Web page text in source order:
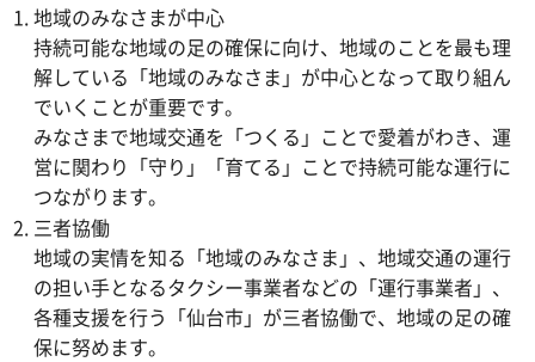
地域のみなさまが中心
持続可能な地域の足の確保に向け、地域のことを最も理
解している「地域のみなさま」が中心となって取り組ん
でいくことが重要です。
みなさまで地域交通を「つくる」ことで愛着がわき、運
営に関わり「守り」「育てる」ことで持続可能な運行に
つながります。
三者協働
地域の実情を知る「地域のみなさま」、地域交通の運行
の担い手となるタクシー事業者などの「運行事業者」、
各種支援を行う「仙台市」が三者協働で、地域の足の確
保に努めます。